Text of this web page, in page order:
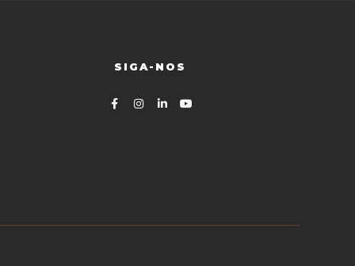
SIGA-NOS